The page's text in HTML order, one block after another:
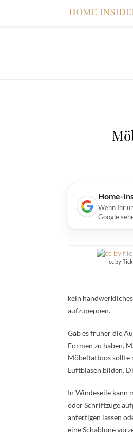
Home-
Wenn Ihr
Google
cc by
kein
aufzupeppen.
Gab es früher die
Formen zu haben.
Möbeltattoos sollte
Luftblasen bilden.
In Windeseile kann
oder Schriftzüge
anfertigen lassen
eine Schablone